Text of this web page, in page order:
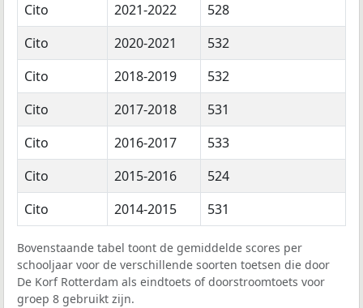
Cito
2021-2022
528
Cito
2020-2021
532
Cito
2018-2019
532
Cito
2017-2018
531
Cito
2016-2017
533
Cito
2015-2016
524
Cito
2014-2015 531
Bovenstaande tabel toont de gemiddelde scores per
schooljaar voor de verschillende soorten toetsen die door
De Korf Rotterdam als eindtoets of doorstroomtoets voor
groep 8 gebruikt zijn.